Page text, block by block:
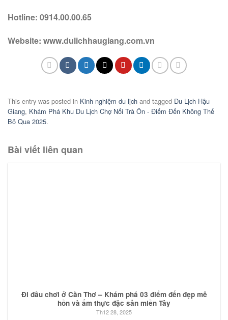
Hotline: 0914.00.00.65
Website: www.dulichhaugiang.com.vn
This entry was posted in Kinh nghiệm du lịch and tagged Du Lịch Hậu
Giang, Khám Phá Khu Du Lịch Chợ Nổi Trà Ôn - Điểm Đến Không Thể
Bỏ Qua 2025.
Bài viết liên quan
Đi đâu chơi ở Cần Thơ – Khám phá 03 điểm đến đẹp mê
hồn và ẩm thực đặc sản miền Tây
Th12 28, 2025